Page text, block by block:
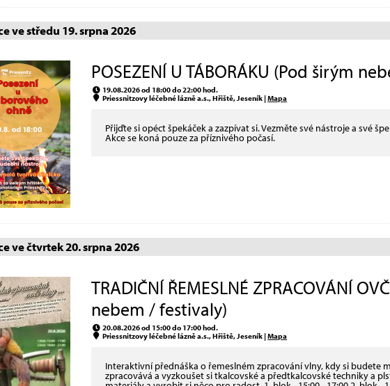
ve středu 19. srpna 2026
POSEZENÍ U TÁBORÁKU (Pod širým
19.08.2026 od 18:00 do 22:00 hod.
Priessnitzovy léčebné lázně a.s., Hřiště, Jeseník |Mapa
Přijďte si opéct špekáček a zazpívat si. Vezměte své nástroje a své
Akce se koná pouze za příznivého počasí.
ve čtvrtek 20. srpna 2026
TRADIČNÍ ŘEMESLNÉ ZPRACOVÁNÍ
nebem / festivaly)
20.08.2026 od 15:00 do 17:00 hod.
Priessnitzovy léčebné lázně a.s., Hřiště, Jeseník |Mapa
Interaktivní přednáška o řemeslném zpracování vlny, kdy si budete
zpracovává a vyzkoušet si tkalcovské a předtkalcovské techniky a